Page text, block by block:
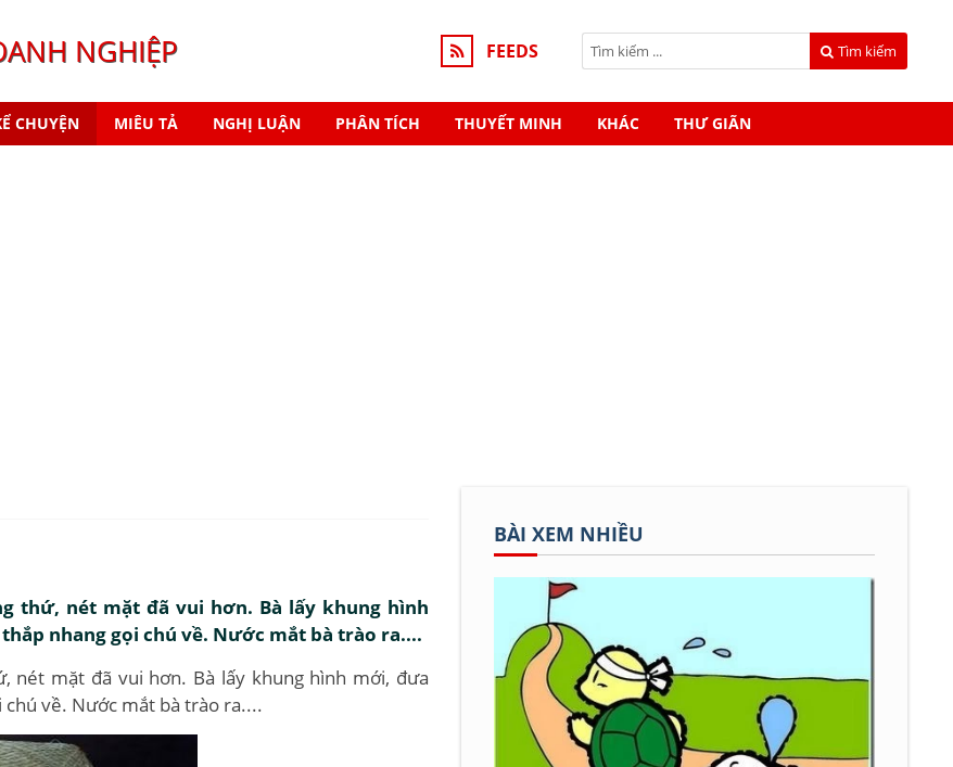
NGHIỆP FEEDS Tìm kiếm
CHUYỆN MIÊU TẢ NGHỊ LUẬN PHÂN TÍCH THUYẾT MINH KHÁC THƯ GIÃN
thứ, nét mặt đã vui hơn. Bà lấy khung hình
nhang gọi chú về. Nước mắt bà trào ra....
nét mặt đã vui hơn. Bà lấy khung hình mới, đưa
chú về. Nước mắt bà trào ra....
BÀI XEM NHIỀU